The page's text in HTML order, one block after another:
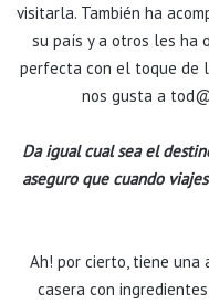
visitarla. También ha
su país y a otros les ha
perfecta con el toque de
nos gusta a
Da igual cual sea el
aseguro que cuando
Ah! por cierto, tiene una
casera con